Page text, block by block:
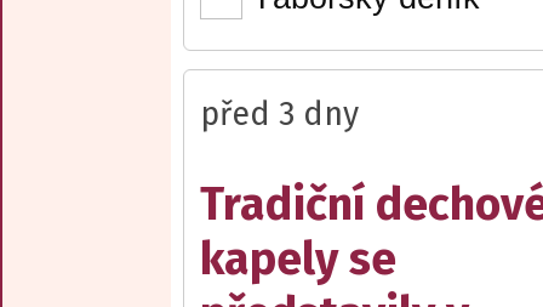
před 3 dny
Tradiční
kapely se